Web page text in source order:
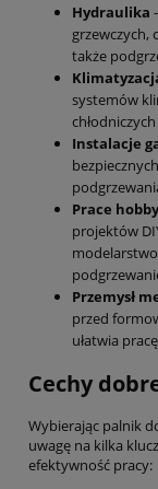
Hydraulika
grzewczych,
także
systemów
Instalacje
Prace
projektów
Przemysł
przed
ułatwia
Cechy
Wybierając palnik
uwagę na kilka
efektywność pracy: